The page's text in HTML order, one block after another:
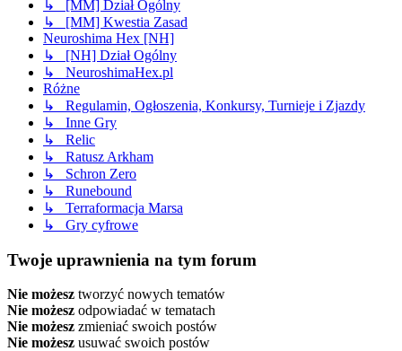
↳ [MM] Dział Ogólny
↳ [MM] Kwestia Zasad
Neuroshima Hex [NH]
↳ [NH] Dział Ogólny
↳ NeuroshimaHex.pl
Różne
↳ Regulamin, Ogłoszenia, Konkursy, Turnieje i Zjazdy
↳ Inne Gry
↳ Relic
↳ Ratusz Arkham
↳ Schron Zero
↳ Runebound
↳ Terraformacja Marsa
↳ Gry cyfrowe
Twoje uprawnienia na tym forum
Nie możesz tworzyć nowych tematów
Nie możesz odpowiadać w tematach
Nie możesz zmieniać swoich postów
Nie możesz usuwać swoich postów